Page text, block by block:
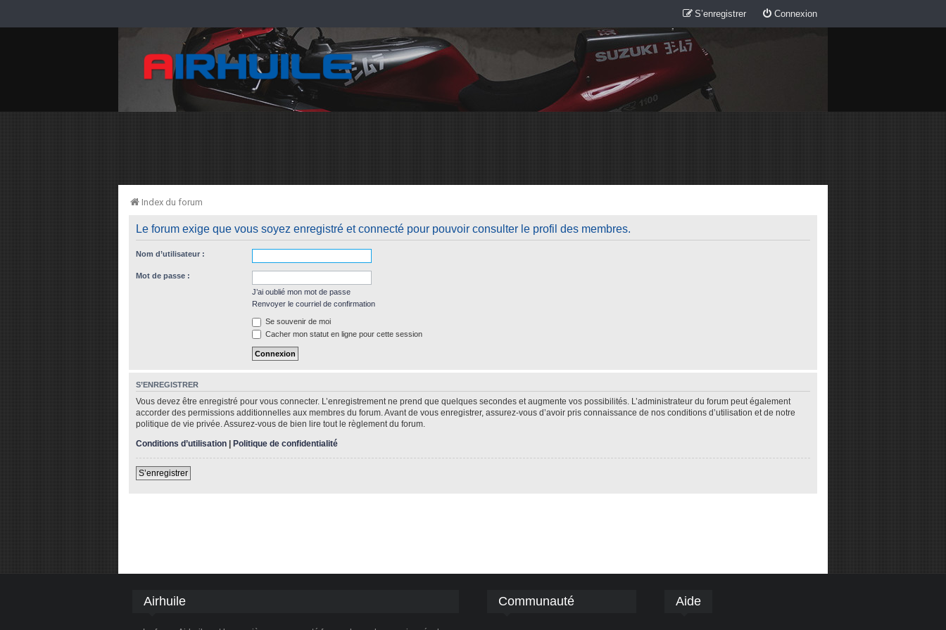
Connexion
S’enregistrer
Index du forum
Le forum exige que vous soyez enregistré et connecté pour pouvoir consulter le profil des membres.
Nom d’utilisateur :
Mot de passe :
J’ai oublié mon mot de passe
Renvoyer le courriel de confirmation
Se souvenir de moi
Cacher mon statut en ligne pour cette session
S’ENREGISTRER
Vous devez être enregistré pour vous connecter. L’enregistrement ne prend que quelques secondes et augmente vos possibilités. L’administrateur du forum peut également
accorder des permissions additionnelles aux membres du forum. Avant de vous enregistrer, assurez-vous d’avoir pris connaissance de nos conditions d’utilisation et de notre
politique de vie privée. Assurez-vous de bien lire tout le règlement du forum.
Conditions d’utilisation | Politique de confidentialité
S’enregistrer
Airhuile Communauté Aide